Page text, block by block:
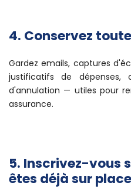
4. Conservez
Gardez emails, captures
justificatifs de dépenses,
d'annulation — utiles pour
assurance.
5. Inscrivez-vous
êtes déjà sur place